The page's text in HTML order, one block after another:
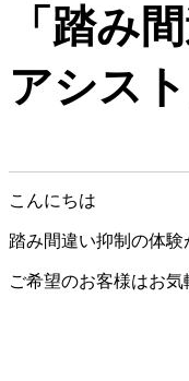
「踏み
アシス
こんにちは
踏み間違い抑制の体験
ご希望のお客様はお気